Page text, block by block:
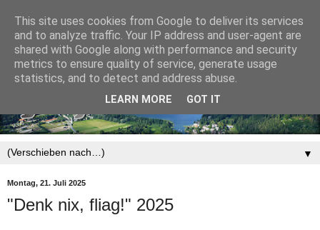
▼
Montag, 21. Juli 2025
"Denk nix, fliag!" 2025
This site uses cookies from Google to deliver its services
and to analyze traffic. Your IP address and user-agent are
shared with Google along with performance and security
metrics to ensure quality of service, generate usage
statistics, and to detect and address abuse.
LEARN MORE GOT IT